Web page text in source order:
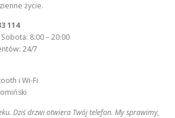
życie.
114
8:00 – 20:00
24/7
i Wi-Fi
Dziś drzwi otwiera Twój telefon. My sprawimy,